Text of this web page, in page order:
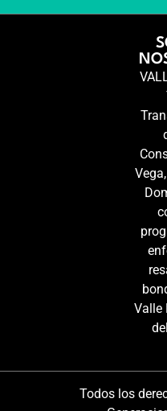
Valle
Todos los